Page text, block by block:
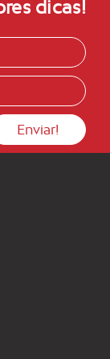
dicas!